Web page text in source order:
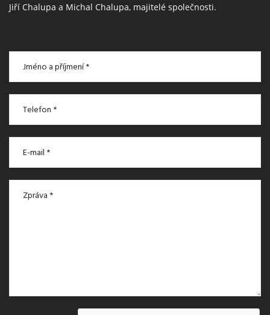
Jiří Chalupa a Michal Chalupa, majitelé společnosti.